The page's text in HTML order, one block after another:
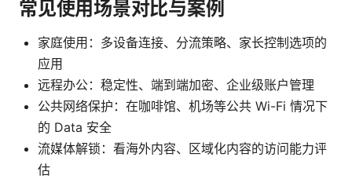
常见使用场景对比与案例
家庭使用：多设备连接、分流策略、家长控制选项的
应用
远程办公：稳定性、端到端加密、企业级账户管理
公共网络保护：在咖啡馆、机场等公共 Wi-Fi 情况下
的 Data 安全
流媒体解锁：看海外内容、区域化内容的访问能力评
估